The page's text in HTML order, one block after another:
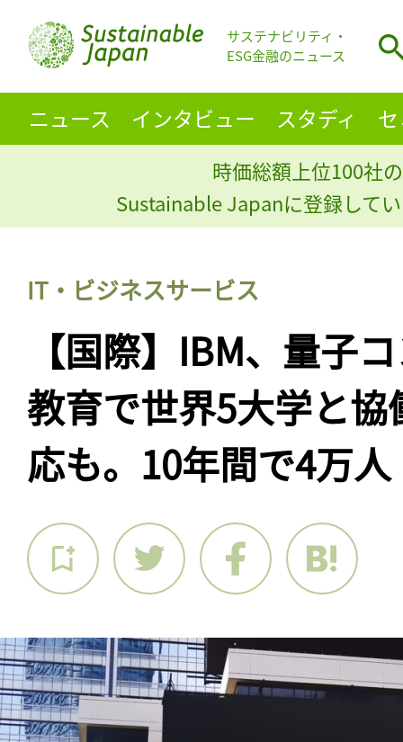
サステナビリティ・
ESG金融のニュース
ニュース インタビュー スタディ
時価総額上位100社
Sustainable Japanに登録して
IT・ビジネスサービス
【国際】IBM、量子
教育で世界5大学と
応も。10年間で4万人